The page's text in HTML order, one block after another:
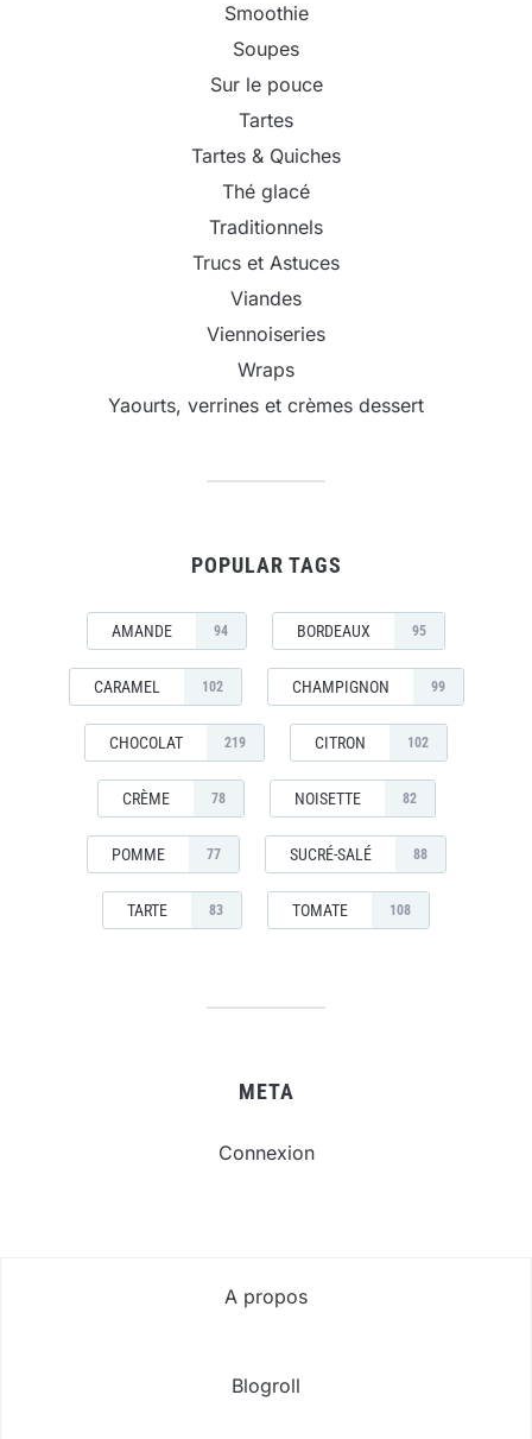
Smoothie
Soupes
Sur le pouce
Tartes
Tartes & Quiches
Thé glacé
Traditionnels
Trucs et Astuces
Viandes
Viennoiseries
Wraps
Yaourts, verrines et crèmes dessert
POPULAR TAGS
AMANDE 94 BORDEAUX 95
CARAMEL 102 CHAMPIGNON 99
CHOCOLAT 219 CITRON 102
CRÈME 78 NOISETTE 82
POMME 77 SUCRÉ-SALÉ 88
TARTE 83 TOMATE 108
META
Connexion
A propos
Blogroll